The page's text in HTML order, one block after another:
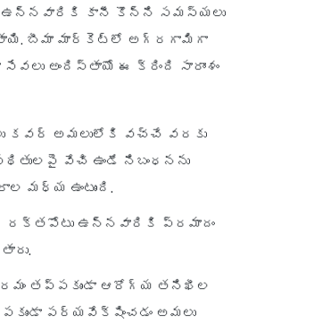
ఉన్నవారికి కానీ కొన్ని సమస్యలు
బీమా మార్కెట్లో అగ్రగామిగా
అందిస్తాయో ఈ క్రింది సారాంశం
కవర్ అమలులోకి వచ్చే వరకు
వేచి ఉండే నిబంధనను
మధ్య ఉంటుంది.
రక్తపోటు ఉన్నవారికి ప్రమాదం
తప్పకుండా ఆరోగ్య తనిఖీల
పర్యవేక్షించడం అమలు